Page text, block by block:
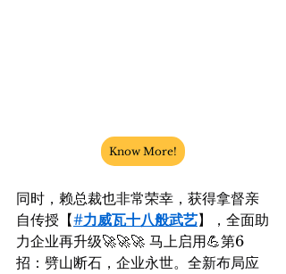
Know More!
同时，赖总裁也非常荣幸，获得拿督亲
自传授【#力威瓦十八般武艺】，全面助
力企业再升级🚀🚀🚀 马上启用💪第6
招：劈山断石，企业永世。全新布局应